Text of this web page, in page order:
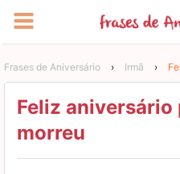
Frases de Aniversário › Irmã ›
Feliz aniversário
morreu